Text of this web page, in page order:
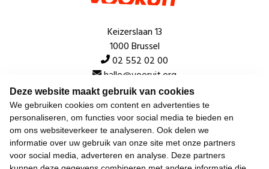
Deze website maakt gebruik van cookies
We gebruiken cookies om content en advertenties te
personaliseren, om functies voor social media te bieden en
om ons websiteverkeer te analyseren. Ook delen we
informatie over uw gebruik van onze site met onze partners
voor social media, adverteren en analyse. Deze partners
Keizerslaan 13
1000 Brussel
02 552 02 00
hallo@vooruit.org
Snel
Over de beweging
Algemeen